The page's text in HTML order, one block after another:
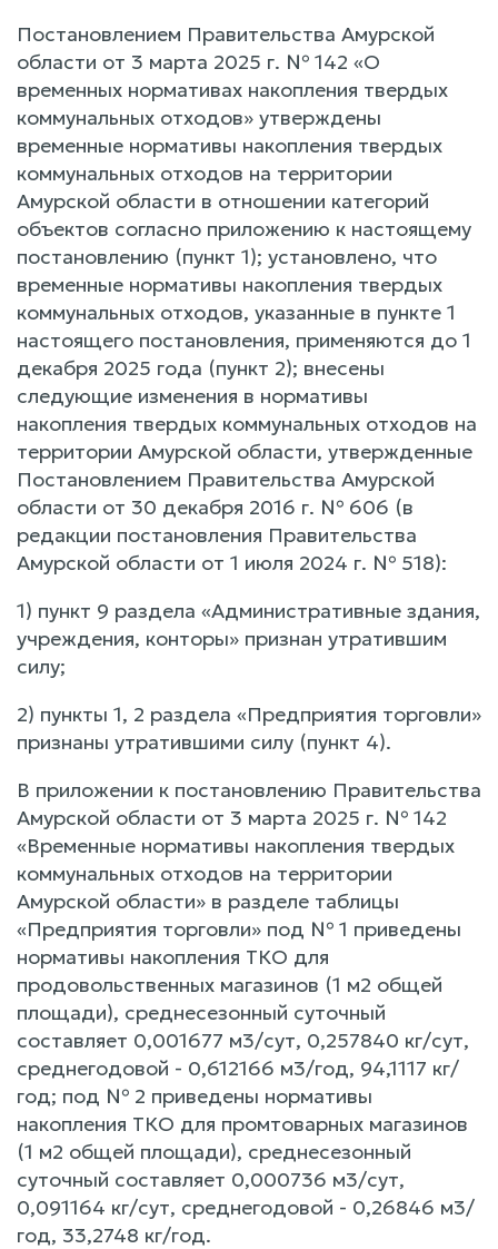
Постановлением Правительства Амурской
области от 3 марта 2025 г. № 142 «О
временных нормативах накопления твердых
коммунальных отходов» утверждены
временные нормативы накопления твердых
коммунальных отходов на территории
Амурской области в отношении категорий
объектов согласно приложению к настоящему
постановлению (пункт 1); установлено, что
временные нормативы накопления твердых
коммунальных отходов, указанные в пункте 1
настоящего постановления, применяются до 1
декабря 2025 года (пункт 2); внесены
следующие изменения в нормативы
накопления твердых коммунальных отходов на
территории Амурской области, утвержденные
Постановлением Правительства Амурской
области от 30 декабря 2016 г. № 606 (в
редакции постановления Правительства
Амурской области от 1 июля 2024 г. № 518):
1) пункт 9 раздела «Административные здания,
учреждения, конторы» признан утратившим
силу;
2) пункты 1, 2 раздела «Предприятия торговли»
признаны утратившими силу (пункт 4).
В приложении к постановлению Правительства
Амурской области от 3 марта 2025 г. № 142
«Временные нормативы накопления твердых
коммунальных отходов на территории
Амурской области» в разделе таблицы
«Предприятия торговли» под № 1 приведены
нормативы накопления ТКО для
продовольственных магазинов (1 м2 общей
площади), среднесезонный суточный
составляет 0,001677 м3/сут, 0,257840 кг/сут,
среднегодовой - 0,612166 м3/год, 94,1117 кг/
год; под № 2 приведены нормативы
накопления ТКО для промтоварных магазинов
(1 м2 общей площади), среднесезонный
суточный составляет 0,000736 м3/сут,
0,091164 кг/сут, среднегодовой - 0,26846 м3/
год, 33,2748 кг/год.